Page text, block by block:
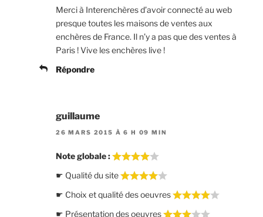
Merci à Interenchères d’avoir connecté au web
presque toutes les maisons de ventes aux
enchères de France. Il n’y a pas que des ventes à
Paris ! Vive les enchères live !
Répondre
guillaume
26 MARS 2015 À 6 H 09 MIN
Note globale :
☛ Qualité du site
☛ Choix et qualité des oeuvres
☛ Présentation des oeuvres